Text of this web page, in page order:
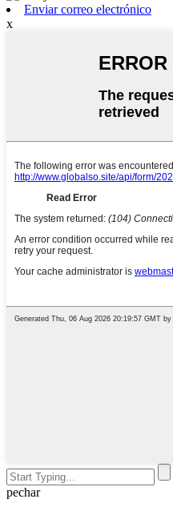
Enviar correo electrónico
x
pechar